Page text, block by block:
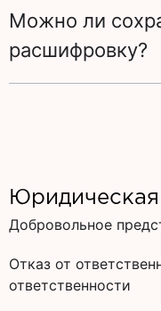
Можно ли
расшифровку?
Добровольное
Отказ от
ответственности